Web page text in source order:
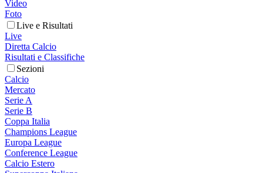
Video
Foto
Live e Risultati
Live
Diretta Calcio
Risultati e Classifiche
Sezioni
Calcio
Mercato
Serie A
Serie B
Coppa Italia
Champions League
Europa League
Conference League
Calcio Estero